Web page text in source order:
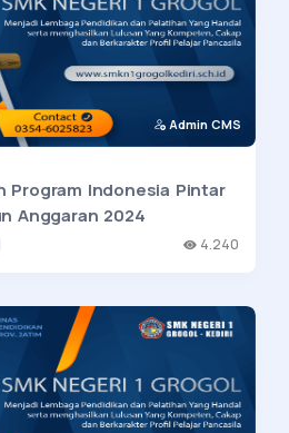
Admin CMS
Program Indonesia Pintar
Anggaran 2024
4.240